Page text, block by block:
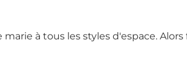
à tous les styles d'espace.